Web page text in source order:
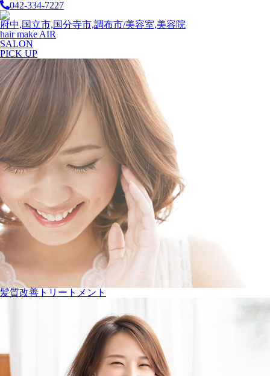
042-334-7227
府中,国立市,国分寺市,調布市/美容室,美容院
hair make AIR
SALON
PICK UP
髪質改善トリートメント